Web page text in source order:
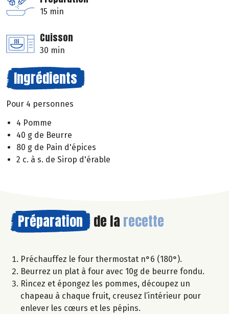
15 min
Cuisson
30 min
Ingrédients
Pour 4 personnes
4 Pomme
40 g de Beurre
80 g de Pain d'épices
2 c. à s. de Sirop d'érable
Préparation de la recette
Préchauffez le four thermostat n°6 (180°).
Beurrez un plat à four avec 10g de beurre fondu.
Rincez et épongez les pommes, découpez un
chapeau à chaque fruit, creusez l’intérieur pour
enlever les cœurs et les pépins.